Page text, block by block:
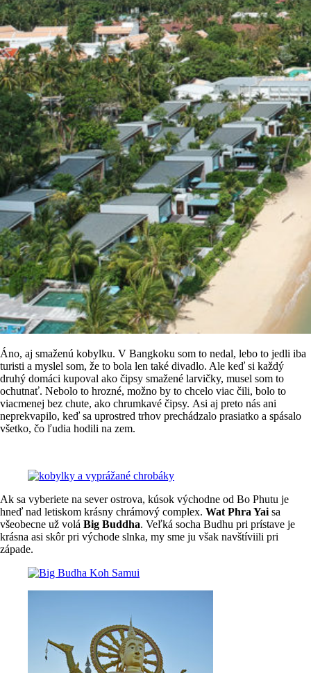
Áno, aj smaženú kobylku. V Bangkoku som to nedal, lebo to jedli iba
turisti a myslel som, že to bola len také divadlo. Ale keď si každý
druhý domáci kupoval ako čipsy smažené larvičky, musel som to
ochutnať. Nebolo to hrozné, možno by to chcelo viac čili, bolo to
viacmenej bez chute, ako chrumkavé čipsy. Asi aj preto nás ani
neprekvapilo, keď sa uprostred trhov prechádzalo prasiatko a spásalo
všetko, čo ľudia hodili na zem.
Ak sa vyberiete na sever ostrova, kúsok východne od Bo Phutu je
hneď nad letiskom krásny chrámový complex. Wat Phra Yai sa
všeobecne už volá Big Buddha. Veľká socha Budhu pri prístave je
krásna asi skôr pri východe slnka, my sme ju však navštíviili pri
západe.